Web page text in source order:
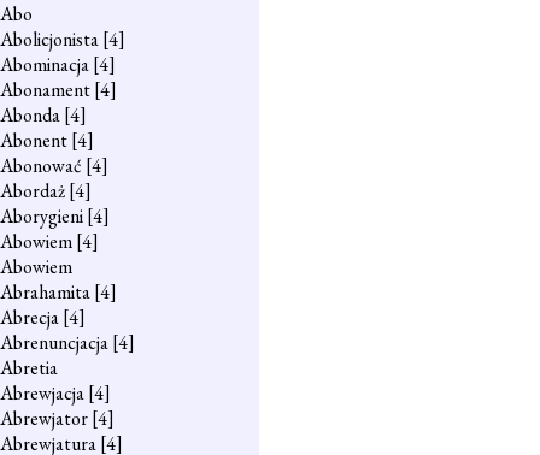
Abo
Abolicjonista[4]
Abominacja[4]
Abonament[4]
Abonda[4]
Abonent[4]
Abonować [4]
Abordaż[4]
Aborygieni[4]
Abowiem[4]
Abowiem
Abrahamita[4]
Abrecja[4]
Abrenuncjacja[4]
Abretia
Abrewjacja[4]
Abrewjator[4]
Abrewjatura[4]